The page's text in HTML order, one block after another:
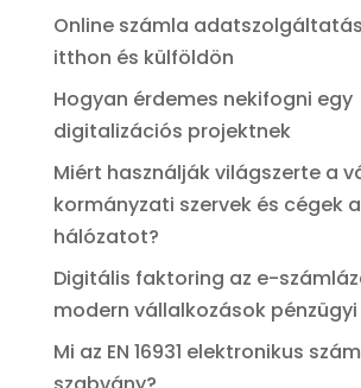
Online számla
itthon és külföldön
Hogyan érdemes nekifogni egy
digitalizációs projektnek
Miért használják világszerte a
kormányzati szervek és cégek
hálózatot?
Digitális faktoring az e-
modern vállalkozások
Mi az EN 16931 elektronikus